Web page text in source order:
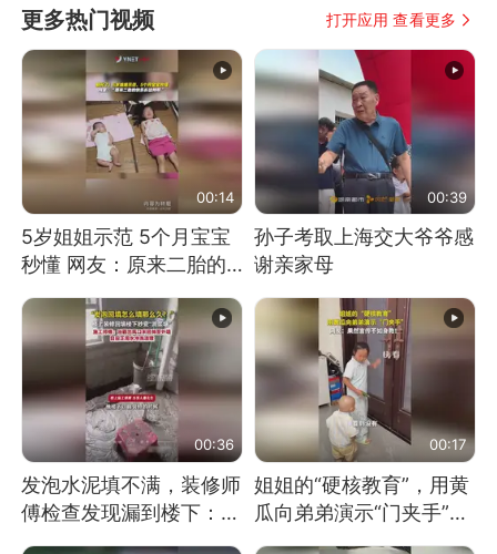
更多热门视频 打开应用 查看更多
00:14
5岁姐姐示范 5个月宝宝
秒懂 网友：原来二胎的
00:39
孙子考取上海交大爷爷感
谢亲家母
00:36
发泡水泥填不满，装修师
傅检查发现漏到楼下：出
00:17
姐姐的“硬核教育”，用黄
瓜向弟弟演示“门夹手”，